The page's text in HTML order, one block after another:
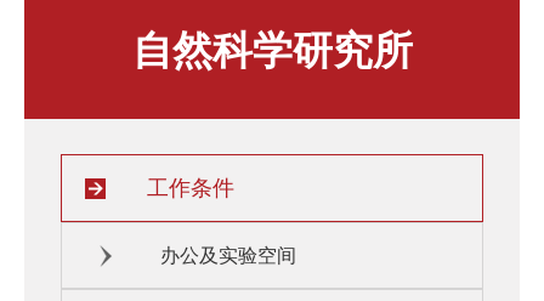
自然科学研究所
工作条件
办公及实验空间